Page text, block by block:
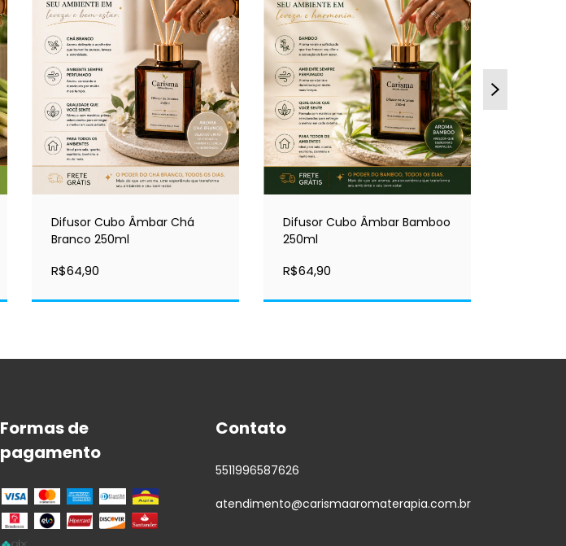
Difusor Cubo Âmbar Chá
Branco 250ml
R$64,90
Difusor Cubo Âmbar Bamboo
250ml
R$64,90
Formas de
pagamento
Contato
5511996587626
atendimento@carismaaromaterapia.com.br